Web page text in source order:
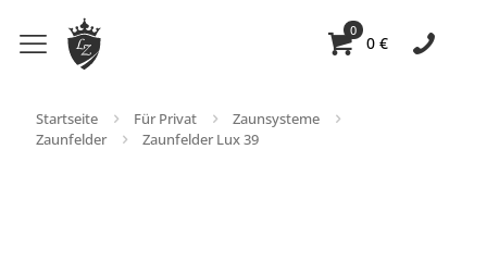
0
0 €
Startseite Für Privat
Zaunsysteme
Zaunfelder
Zaunfelder Lux 39